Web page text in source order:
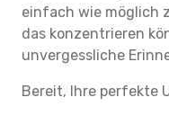
einfach wie möglich
das konzentrieren
unvergessliche
Bereit, Ihre perfekte